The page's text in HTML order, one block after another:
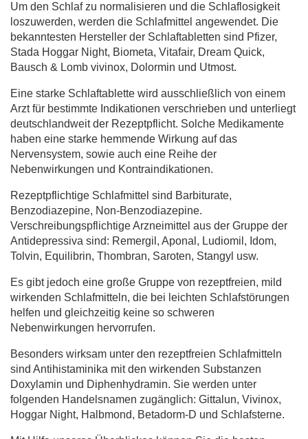
Um den Schlaf zu normalisieren und die Schlaflosigkeit
loszuwerden, werden die Schlafmittel angewendet. Die
bekanntesten Hersteller der Schlaftabletten sind Pfizer,
Stada Hoggar Night, Biometa, Vitafair, Dream Quick,
Bausch & Lomb vivinox, Dolormin und Utmost.
Eine starke Schlaftablette wird ausschließlich von einem
Arzt für bestimmte Indikationen verschrieben und unterliegt
deutschlandweit der Rezeptpflicht. Solche Medikamente
haben eine starke hemmende Wirkung auf das
Nervensystem, sowie auch eine Reihe der
Nebenwirkungen und Kontraindikationen.
Rezeptpflichtige Schlafmittel sind Barbiturate,
Benzodiazepine, Non-Benzodiazepine.
Verschreibungspflichtige Arzneimittel aus der Gruppe der
Antidepressiva sind: Remergil, Aponal, Ludiomil, Idom,
Tolvin, Equilibrin, Thombran, Saroten, Stangyl usw.
Es gibt jedoch eine große Gruppe von rezeptfreien, mild
wirkenden Schlafmitteln, die bei leichten Schlafstörungen
helfen und gleichzeitig keine so schweren
Nebenwirkungen hervorrufen.
Besonders wirksam unter den rezeptfreien Schlafmitteln
sind Antihistaminika mit den wirkenden Substanzen
Doxylamin und Diphenhydramin. Sie werden unter
folgenden Handelsnamen zugänglich: Gittalun, Vivinox,
Hoggar Night, Halbmond, Betadorm-D und Schlafsterne.